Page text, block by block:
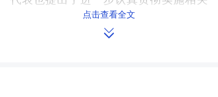
法律、提高检测设备能力等意见。市人
大常委会执法检查组成员针对汉寿县甲
点击查看全文
